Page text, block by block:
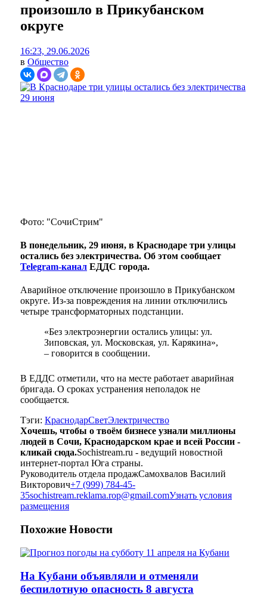
произошло в Прикубанском
округе
16:23, 29.06.2026
в Общество
Фото: "СочиСтрим"
В понедельник, 29 июня, в Краснодаре три улицы
остались без электричества. Об этом сообщает
Telegram-канал ЕДДС города.
Аварийное отключение произошло в Прикубанском
округе. Из-за повреждения на линии отключились
четыре трансформаторных подстанции.
«Без электроэнергии остались улицы: ул.
Зиповская, ул. Московская, ул. Карякина»,
– говорится в сообщении.
В ЕДДС отметили, что на месте работает аварийная
бригада. О сроках устранения неполадок не
сообщается.
Тэги: КраснодарСветЭлектричество
Хочешь, чтобы о твоём бизнесе узнали миллионы
людей в Сочи, Краснодарском крае и всей России -
кликай сюда.Sochistream.ru - ведущий новостной
интернет-портал Юга страны.
Руководитель отдела продажСамохвалов Василий
Викторович+7 (999) 784-45-
35sochistream.reklama.rop@gmail.comУзнать условия
размещения
Похожие Новости
На Кубани объявляли и отменяли
беспилотную опасность 8 августа